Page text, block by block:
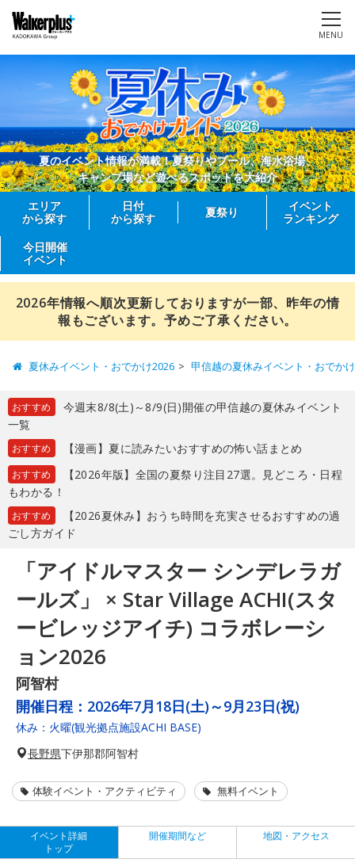
MENU
夏のイベント情報が満載！夏祭りやプール、海水浴場、
キャンプ場など遊べるスポットを大紹介
エリア
から探す
日付
から探す
夏祭り
イベント
ランキング
今日開催
イベント
2026年情報へ順次更新しておりますが一部、昨年の情
報もございます。予めご了承ください。
夏休みイベント・おでかけ2026 甲信越の夏休みイベント・おでか
おすすめ
今週末8/8(土)～8/9(日)開催の甲信越の夏休みイベント
一覧
おすすめ 【漫画】夏に読みたいおすすめの怖い話まとめ
おすすめ
【2026年版】全国の夏祭り注目27選。見どころ・日程
もわかる！
おすすめ
【2026夏休み】おうち時間を充実させるおすすめの過
ごし方ガイド
「アイドルマスター シンデレラガ
ールズ」 × Star Village ACHI(スタ
ービレッジアイチ) コラボレーシ
ョン2026
阿智村
開催日程： 2026年7月18日(土)～9月23日(祝)
休み：火曜(観光拠点施設ACHI BASE)
長野県下伊那郡阿智村
体験イベント・アクティビティ 無料イベント
イベント詳細
トップ
開催期間など 地図・アクセス